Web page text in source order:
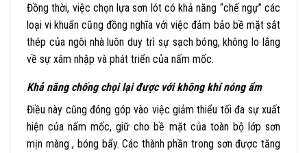
Đồng thời, việc chọn lựa sơn lót có khả năng “chế ngự” các
loại vi khuẩn cũng đồng nghĩa với việc đảm bảo bề mặt sắt
thép của ngôi nhà luôn duy trì sự sạch bóng, không lo lắng
về sự xâm nhập và phát triển của nấm mốc.
Khả năng chống chọi lại được với không khí nóng ẩm
Điều này cũng đóng góp vào việc giảm thiểu tối đa sự xuất
hiện của nấm mốc, giữ cho bề mặt của toàn bộ lớp sơn
mịn màng , bóng bẩy. Các thành phần trong sơn được tăng